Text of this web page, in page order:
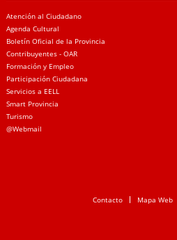
Atención al Ciudadano
Agenda Cultural
Boletín Oficial de la Provincia
Contribuyentes - OAR
Formación y Empleo
Participación Ciudadana
Servicios a EELL
Smart Provincia
Turismo
@Webmail
Contacto Mapa Web